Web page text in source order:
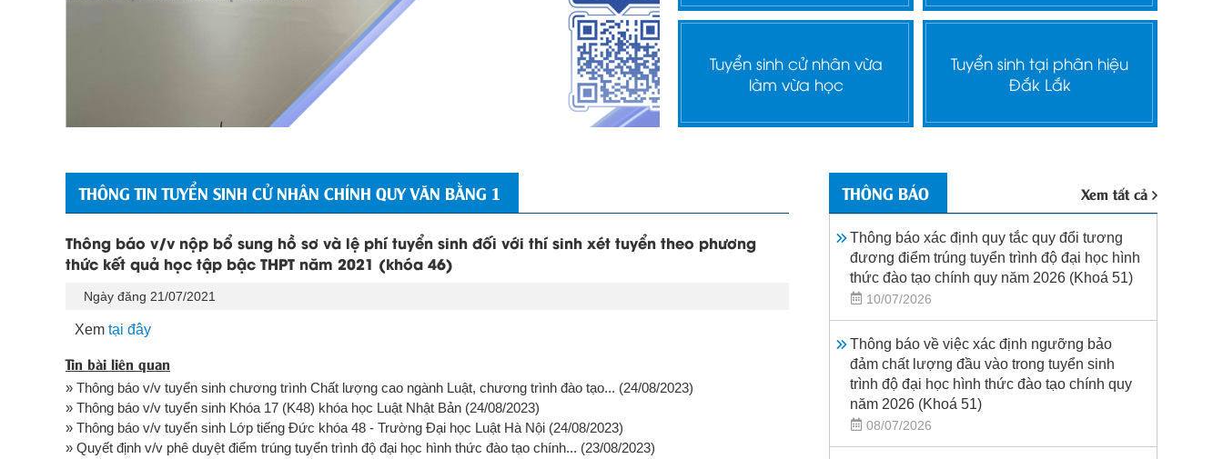
Tuyển sinh cử nhân vừa
làm vừa học
Tuyển sinh tại phân hiệu
Đắk Lắk
THÔNG TIN TUYỂN SINH CỬ NHÂN CHÍNH QUY VĂN BẰNG 1
Thông báo v/v nộp bổ sung hồ sơ và lệ phí tuyển sinh đối với thí sinh xét tuyển theo phương
thức kết quả học tập bậc THPT năm 2021 (khóa 46)
Ngày đăng 21/07/2021
Xem tại đây
Tin bài liên quan
» Thông báo v/v tuyển sinh chương trình Chất lượng cao ngành Luật, chương trình đào tạo... (24/08/2023)
» Thông báo v/v tuyển sinh Khóa 17 (K48) khóa học Luật Nhật Bản (24/08/2023)
» Thông báo v/v tuyển sinh Lớp tiếng Đức khóa 48 - Trường Đại học Luật Hà Nội (24/08/2023)
» Quyết định v/v phê duyệt điểm trúng tuyển trình độ đại học hình thức đào tạo chính... (23/08/2023)
THÔNG BÁO Xem tất cả
Thông báo xác định quy tắc quy đổi tương
đương điểm trúng tuyển trình độ đại học hình
thức đào tạo chính quy năm 2026 (Khoá 51)
10/07/2026
Thông báo về việc xác định ngưỡng bảo
đảm chất lượng đầu vào trong tuyển sinh
trình độ đại học hình thức đào tạo chính quy
năm 2026 (Khoá 51)
08/07/2026